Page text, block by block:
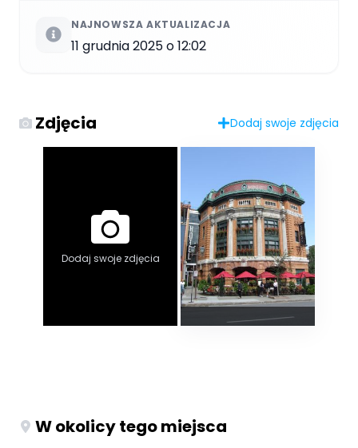
NAJNOWSZA AKTUALIZACJA
11 grudnia 2025 o 12:02
Zdjęcia Dodaj swoje zdjęcia
Dodaj swoje zdjęcia
W okolicy tego miejsca